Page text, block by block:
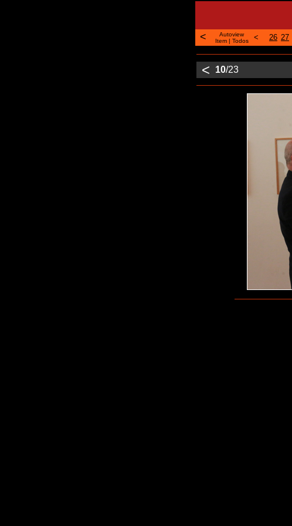
<
Autoview
Item| Todos < 26 27
< 10/23